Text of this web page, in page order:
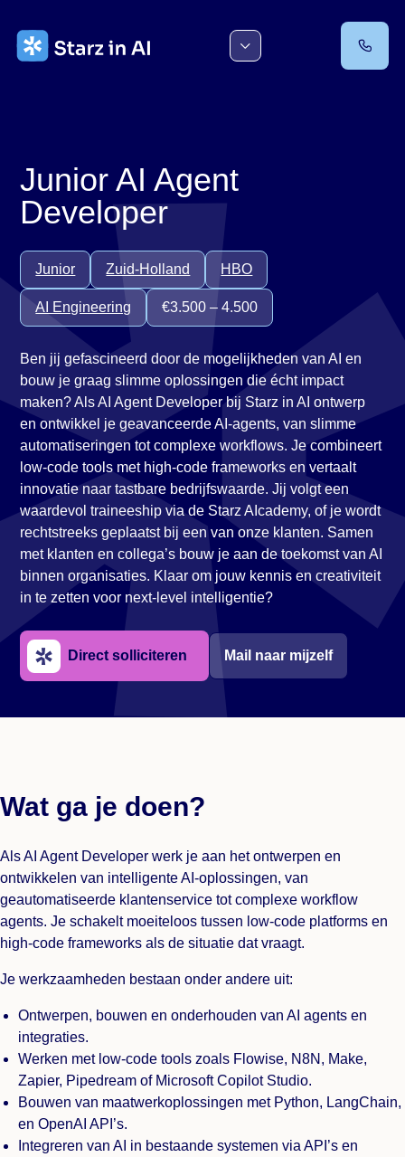
naar
Junior AI Agent
Developer
Junior Zuid-Holland HBO
AI Engineering €3.500 – 4.500
Ben jij gefascineerd door de mogelijkheden van AI en
bouw je graag slimme oplossingen die écht impact
maken? Als AI Agent Developer bij Starz in AI ontwerp
en ontwikkel je geavanceerde AI-agents, van slimme
automatiseringen tot complexe workflows. Je combineert
low-code tools met high-code frameworks en vertaalt
innovatie naar tastbare bedrijfswaarde. Jij volgt een
waardevol traineeship via de Starz AIcademy, of je wordt
rechtstreeks geplaatst bij een van onze klanten. Samen
met klanten en collega’s bouw je aan de toekomst van AI
binnen organisaties. Klaar om jouw kennis en creativiteit
in te zetten voor next-level intelligentie?
Direct solliciteren Mail naar mijzelf
Wat ga je doen?
Als AI Agent Developer werk je aan het ontwerpen en
ontwikkelen van intelligente AI-oplossingen, van
geautomatiseerde klantenservice tot complexe workflow
agents. Je schakelt moeiteloos tussen low-code platforms en
high-code frameworks als de situatie dat vraagt.
Je werkzaamheden bestaan onder andere uit:
Ontwerpen, bouwen en onderhouden van AI agents en
integraties.
Werken met low-code tools zoals Flowise, N8N, Make,
Zapier, Pipedream of Microsoft Copilot Studio.
Bouwen van maatwerkoplossingen met Python, LangChain,
en OpenAI API’s.
Integreren van AI in bestaande systemen via API’s en